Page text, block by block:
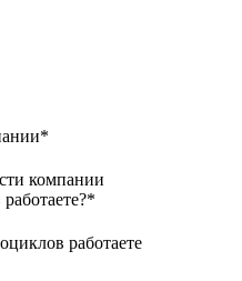
*
компании
*
работаете